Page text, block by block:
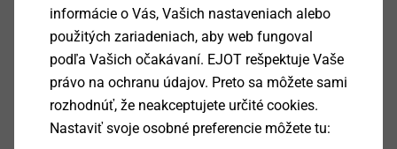
informácie o Vás, Vašich nastaveniach alebo
použitých zariadeniach, aby web fungoval
podľa Vašich očakávaní. EJOT rešpektuje Vaše
právo na ochranu údajov. Preto sa môžete sami
rozhodnúť, že neakceptujete určité cookies.
Nastaviť svoje osobné preferencie môžete tu: